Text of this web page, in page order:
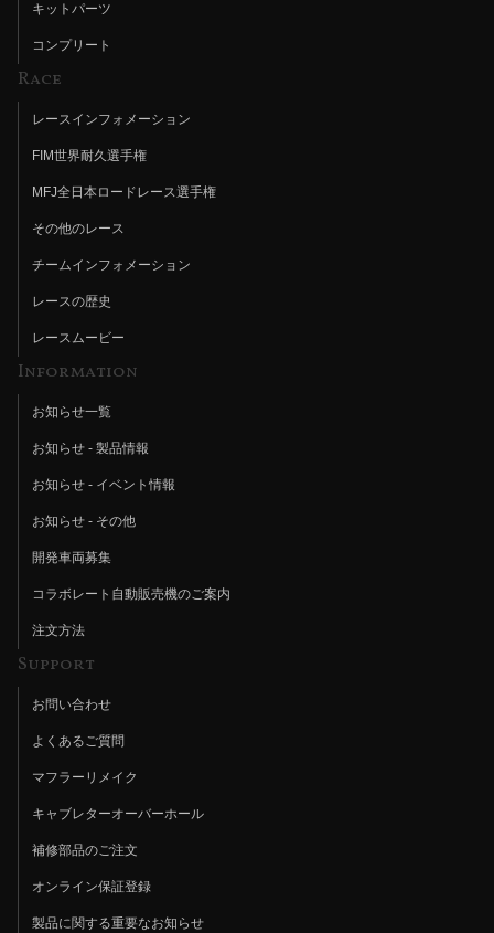
キットパーツ
コンプリート
Race
レースインフォメーション
FIM世界耐久選手権
MFJ全日本ロードレース選手権
その他のレース
チームインフォメーション
レースの歴史
レースムービー
Information
お知らせ一覧
お知らせ - 製品情報
お知らせ - イベント情報
お知らせ - その他
開発車両募集
コラボレート自動販売機のご案内
注文方法
Support
お問い合わせ
よくあるご質問
マフラーリメイク
キャブレターオーバーホール
補修部品のご注文
オンライン保証登録
製品に関する重要なお知らせ